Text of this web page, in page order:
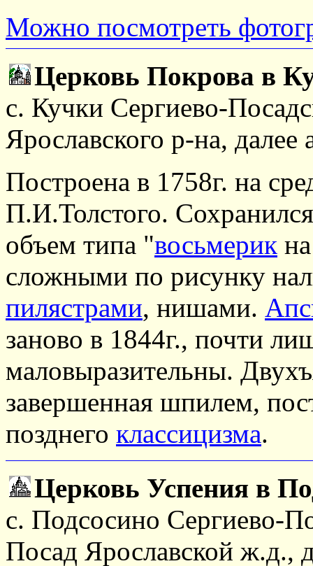
Можно посмотреть
Церковь Покрова в
с. Кучки Сергиево-
Ярославского р-на,
Построена в 1758г. на
П.И.Толстого.
объем типа "восьмерик
сложными по рисунку
пилястрами, нишами.
заново в 1844г., почти
маловыразительны.
завершенная шпилем,
позднего классицизма.
Церковь Успения в
с. Подсосино Сергиево-
Посад Ярославской ж.д.,